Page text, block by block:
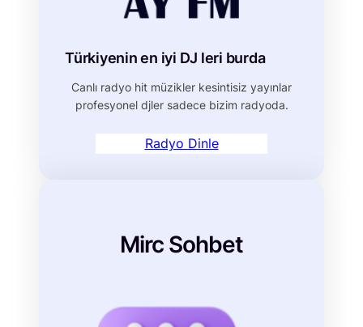
Türkiyenin en iyi DJ leri burda
Canlı radyo hit müzikler kesintisiz yayınlar
profesyonel djler sadece bizim radyoda.
Radyo Dinle
Mirc Sohbet